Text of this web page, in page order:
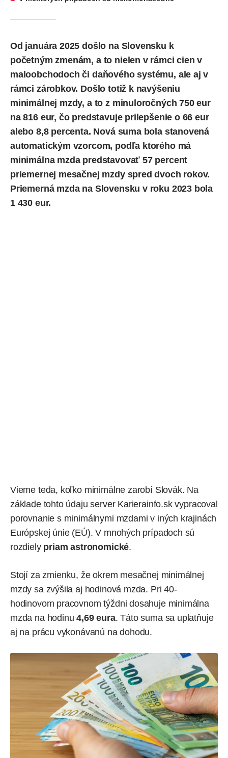
Od januára 2025 došlo na Slovensku k
početným zmenám, a to nielen v rámci cien v
maloobchodoch či daňového systému, ale aj v
rámci zárobkov. Došlo totiž k navýšeniu
minimálnej mzdy, a to z minuloročných 750 eur
na 816 eur, čo predstavuje prilepšenie o 66 eur
alebo 8,8 percenta. Nová suma bola stanovená
automatickým vzorcom, podľa ktorého má
minimálna mzda predstavovať 57 percent
priemernej mesačnej mzdy spred dvoch rokov.
Priemerná mzda na Slovensku v roku 2023 bola
1 430 eur.
Vieme teda, koľko minimálne zarobí Slovák. Na
základe tohto údaju server Karierainfo.skvypracoval
porovnanie s minimálnymi mzdami v iných krajinách
Európskej únie (EÚ). V mnohých prípadoch sú
rozdiely priam astronomické.
Stojí za zmienku, že okrem mesačnej minimálnej
mzdy sa zvýšila aj hodinová mzda. Pri 40-
hodinovom pracovnom týždni dosahuje minimálna
mzda na hodinu4,69 eura. Táto suma sa uplatňuje
aj na prácu vykonávanú na dohodu.